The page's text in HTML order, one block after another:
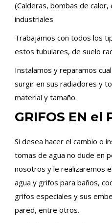
(Calderas, bombas de
industriales
Trabajamos con todos los
estos tubulares, de suelo
Instalamos y reparamos
surgir en sus radiadores y
material y tamaño.
GRIFOS EN el
Si desea hacer el cambio o
tomas de agua no dude en
nosotros y le realizaremos
agua y grifos para baños,
grifos especiales y sus
pared, entre otros.